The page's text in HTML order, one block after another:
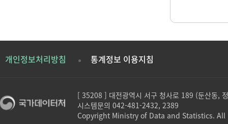
개인정보처리방침 통계정보 이용지침
[ 35208 ] 대전광역시 서구 청사로 189 (둔산동,
시스템문의 042-481-2432, 2389
Copyright Ministry of Data and Statistics.